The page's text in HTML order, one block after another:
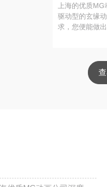
上海的优质MG
驱动型的玄缘
求，您便能做